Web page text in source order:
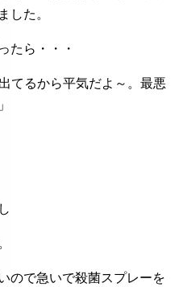
した。
たら・・・
てるから平気だよ～。最悪
ので急いで殺菌スプレーを